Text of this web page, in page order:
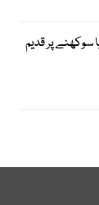
پر قدیم